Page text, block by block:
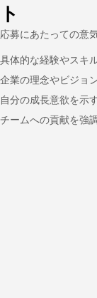
ト
応募にあたっての意
具体的な経験やスキ
企業の理念やビジョ
自分の成長意欲を示
チームへの貢献を強